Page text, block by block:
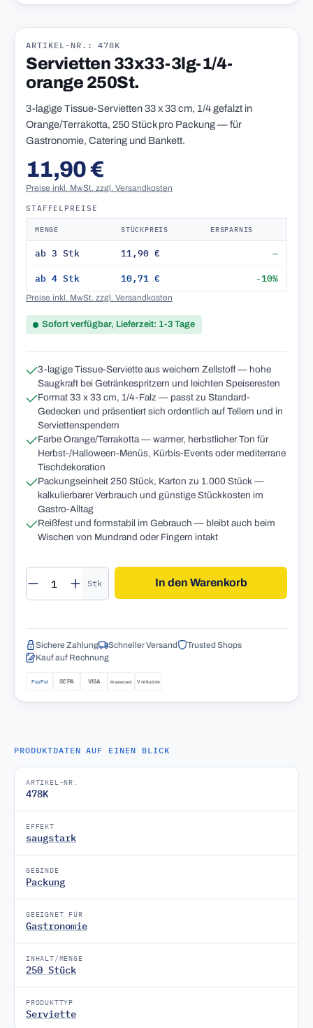
ARTIKEL-NR.: 478K
Servietten 33x33-3lg-1/4-
orange 250St.
3-lagige Tissue-Servietten 33 x 33 cm, 1/4 gefalzt in
Orange/Terrakotta, 250 Stück pro Packung — für
Gastronomie, Catering und Bankett.
11,90 €
Preise inkl. MwSt. zzgl. Versandkosten
STAFFELPREISE
MENGE STÜCKPREIS ERSPARNIS
ab 3 Stk 11,90 € —
ab 4 Stk 10,71 € -10%
Preise inkl. MwSt. zzgl. Versandkosten
Sofort verfügbar, Lieferzeit: 1-3 Tage
3-lagige Tissue-Serviette aus weichem Zellstoff — hohe
Saugkraft bei Getränkespritzern und leichten Speiseresten
Format 33 x 33 cm, 1/4-Falz — passt zu Standard-
Gedecken und präsentiert sich ordentlich auf Tellern und in
Serviettenspendern
Farbe Orange/Terrakotta — warmer, herbstlicher Ton für
Herbst-/Halloween-Menüs, Kürbis-Events oder mediterrane
Tischdekoration
Packungseinheit 250 Stück, Karton zu 1.000 Stück —
kalkulierbarer Verbrauch und günstige Stückkosten im
Gastro-Alltag
Reißfest und formstabil im Gebrauch — bleibt auch beim
Wischen von Mundrand oder Fingern intakt
Produkt Anzahl: Gib den gewünschten
Stk In den Warenkorb
Sichere Zahlung Schneller Versand
Trusted Shops
Kauf auf Rechnung
PRODUKTDATEN AUF EINEN BLICK
ARTIKEL-NR.
478K
EFFEKT
saugstark
GEBINDE
Packung
GEEIGNET FÜR
Gastronomie
INHALT/MENGE
250 Stück
PRODUKTTYP
Serviette